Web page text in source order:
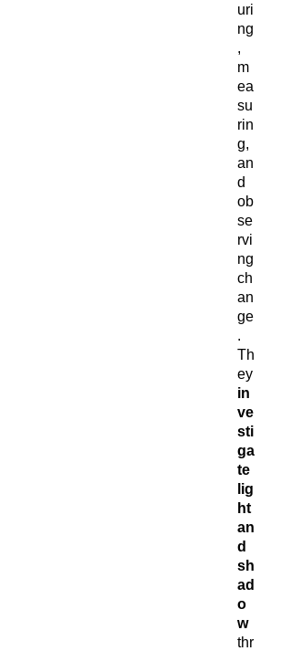
uri
ng
,
m
ea
su
rin
g,
an
d
ob
se
rvi
ng
ch
an
ge
.
Th
ey
in
ve
sti
ga
te
lig
ht
an
d
sh
ad
o
w
thr